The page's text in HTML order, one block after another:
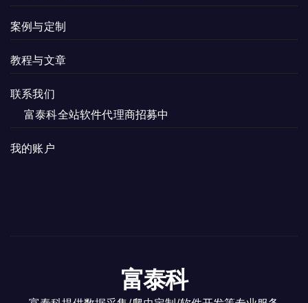
案例与定制
教程与文章
联系我们
富泰科全站软件代理商招募中
我的账户
富泰科